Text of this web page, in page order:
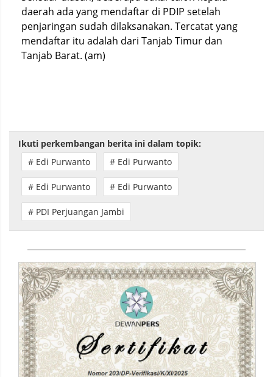
daerah ada yang mendaftar di PDIP setelah
penjaringan sudah dilaksanakan. Tercatat yang
mendaftar itu adalah dari Tanjab Timur dan
Tanjab Barat. (am)
Ikuti perkembangan berita ini dalam topik:
# Edi Purwanto
# Edi Purwanto
# Edi Purwanto # Edi Purwanto
# PDI Perjuangan Jambi